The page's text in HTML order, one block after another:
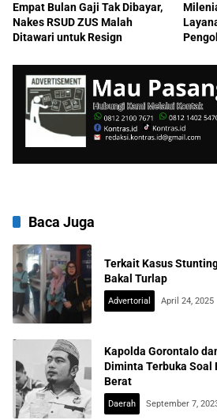
Empat Bulan Gaji Tak Dibayar,
Nakes RSUD ZUS Malah
Ditawari untuk Resign
Baca Juga
Terkait Kasus
Bakal Turlap
Advertorial April 24, 2025
Kapolda Gorontalo
Diminta Terbuka Soal
Berat
Daerah September 7,